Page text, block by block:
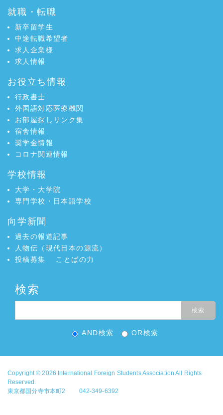
就職・転職
新卒留学生
中途転職希望者
求人企業様
求人情報
お役立ち情報
行政書士
外国語対応医療機関
お部屋探しリンク集
宿舎情報
奨学金情報
コロナ関連情報
学校情報
大学・大学院
専門学校・日本語学校
向学新聞
過去の報道記事
人物伝（現代日本の源流）
投稿募集
ことばの力
検索
AND検索 OR検索
Copyright © 2026 International Foreign Students Association All Rights
Reserved.
東京都国分寺市本町2 042-349-6392